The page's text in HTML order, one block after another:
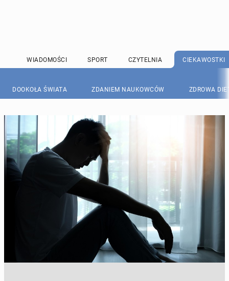
WIADOMOŚCI SPORT CZYTELNIA CIEKAWOSTKI
DOOKOŁA ŚWIATA ZDANIEM NAUKOWCÓW ZDROWA